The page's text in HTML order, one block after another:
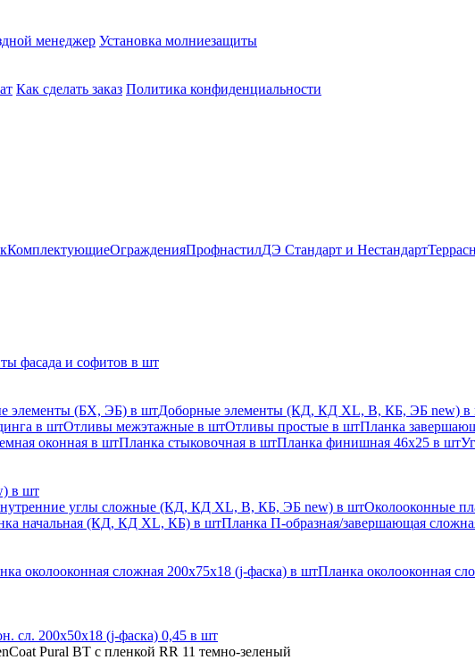
менеджер Установка молниезащиты
Как сделать заказ Политика конфиденциальности
КомплектующиеОгражденияПрофнастилДЭ Стандарт и Нестандарт
фасада и софитов в шт
элементы (БХ, ЭБ) в штДоборные элементы (КД, КД XL, В, КБ, ЭБ new) в
в штОтливы межэтажные в штОтливы простые в штПланка
оконная в штПланка стыковочная в штПланка финишная 46х25 в шт
в шт
углы сложные (КД, КД XL, В, КБ, ЭБ new) в штОколооконные
начальная (КД, КД XL, КБ) в штПланка П-образная/завершающая
околооконная сложная 200х75х18 (j-фаска) в штПланка околооконная
сл. 200х50х18 (j-фаска) 0,45 в шт
Pural BT с пленкой RR 11 темно-зеленый